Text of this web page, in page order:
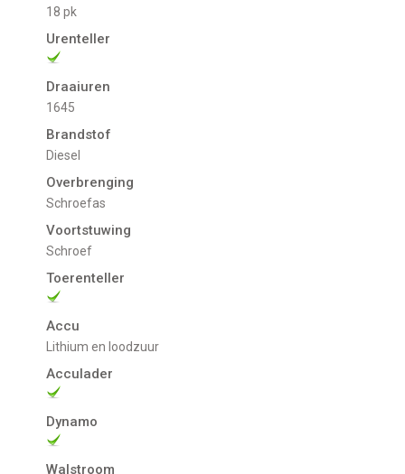
18 pk
Urenteller
Draaiuren
1645
Brandstof
Diesel
Overbrenging
Schroefas
Voortstuwing
schroef
Toerenteller
Accu
Lithium en loodzuur
Acculader
Dynamo
Walstroom